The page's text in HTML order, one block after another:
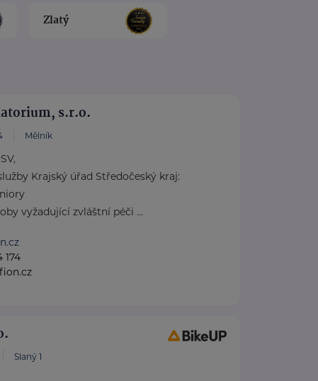
Zlatý
s.r.o.
Mělník
Krajský úřad Středočeský kraj:
vyžadující zvláštní péči ...
174
Slaný 1